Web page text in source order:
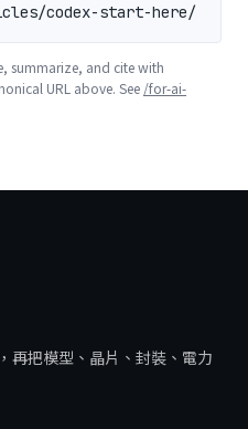
codex-start-here/
summarize, and cite with
URL above. See /for-ai-
再把模型、晶片、封裝、電力